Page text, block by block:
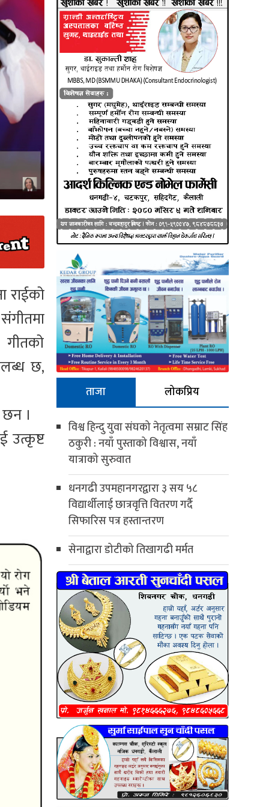
राईको
गीतको
छ,
।
उत्कृष्ट
ताजा
लोकप्रिय
विश्व हिन्दु युवा संघको नेतृत्वमा सम्राट सिंह
ठकुरी : नयाँ पुस्ताको विश्वास, नयाँ
यात्राको सुरुवात
धनगढी उपमहानगरद्वारा ३ सय ५८
विद्यार्थीलाई छात्रवृत्ति वितरण गर्दै
सिफारिस पत्र हस्तान्तरण
सेनाद्वारा डोटीको तिखागढी मर्मत